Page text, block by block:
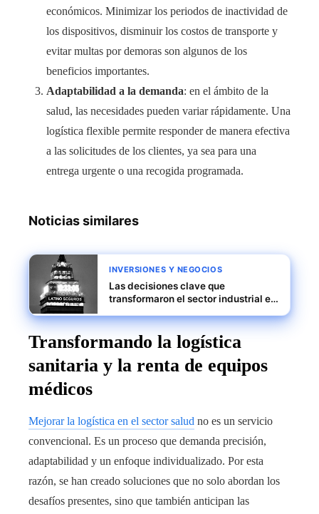
económicos. Minimizar los periodos de inactividad de
los dispositivos, disminuir los costos de transporte y
evitar multas por demoras son algunos de los
beneficios importantes.
Adaptabilidad a la demanda: en el ámbito de la
salud, las necesidades pueden variar rápidamente. Una
logística flexible permite responder de manera efectiva
a las solicitudes de los clientes, ya sea para una
entrega urgente o una recogida programada.
Noticias similares
INVERSIONES Y NEGOCIOS
Las decisiones clave que
transformaron el sector industrial en
Transformando la logística
sanitaria y la renta de equipos
médicos
Mejorar la logística en el sector salud no es un servicio
convencional. Es un proceso que demanda precisión,
adaptabilidad y un enfoque individualizado. Por esta
razón, se han creado soluciones que no solo abordan los
desafíos presentes, sino que también anticipan las